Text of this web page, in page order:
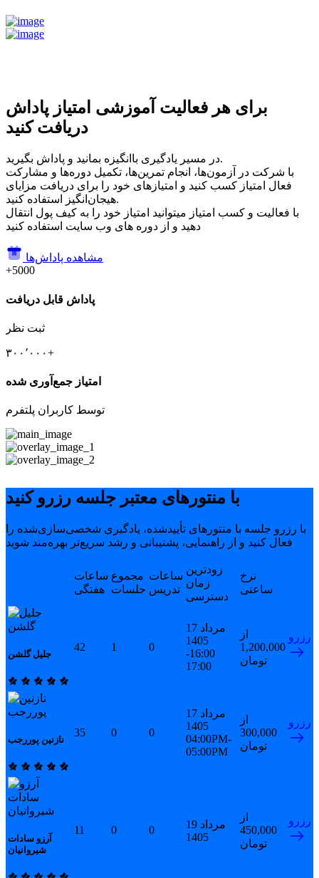
برای هر فعالیت آموزشی امتیاز پاداش
دریافت کنید
در مسیر یادگیری باانگیزه بمانید و پاداش بگیرید.
با شرکت در آزمون‌ها، انجام تمرین‌ها، تکمیل دوره‌ها و مشارکت
فعال امتیاز کسب کنید و امتیازهای خود را برای دریافت مزایای
هیجان‌انگیز استفاده کنید.
با فعالیت و کسب امتیاز میتوانید امتیاز خود را به کیف پول انتقال
دهید و از دوره های وب سایت استفاده کنید
مشاهده پاداش‌ها
+5000
پاداش قابل دریافت
ثبت نظر
۳۰۰٬۰۰۰+
امتیاز جمع‌آوری شده
توسط کاربران پلتفرم
با منتورهای معتبر جلسه رزرو کنید
با رزرو جلسه با منتورهای تأییدشده، یادگیری شخصی‌سازی‌شده را
فعال کنید و از راهنمایی، پشتیبانی و رشد سریع‌تر بهره‌مند شوید
ساعات
هفتگی
مجموع
جلسات
ساعات
تدریس
زودترین
زمان
دسترسی
نرخ
ساعتی
جلیل گلشن
42 1 0
17 مرداد
1405
16:00-
17:00
از
1,200,000
تومان
رزرو
نازنین پوررجب
35 0 0
17 مرداد
1405
04:00PM-
05:00PM
از
300,000
تومان
رزرو
آرزو سادات
شیروانیان
11 0 0
19 مرداد
1405
از
450,000
تومان
رزرو